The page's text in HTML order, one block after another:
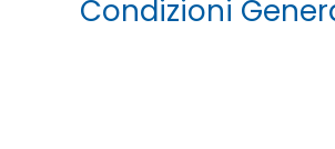
Condizioni